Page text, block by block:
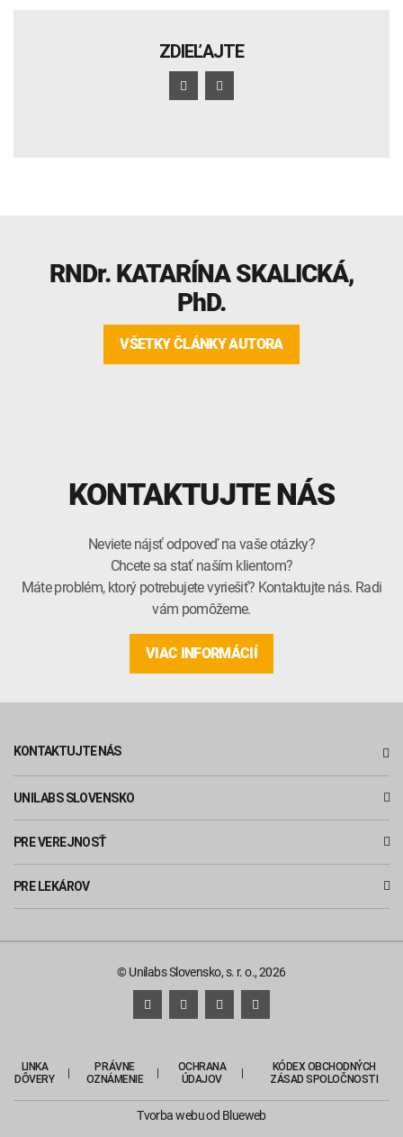
ZDIEĽAJTE
RNDr. KATARÍNA SKALICKÁ,
PhD.
VŠETKY ČLÁNKY AUTORA
KONTAKTUJTE NÁS
Neviete nájsť odpoveď na vaše otázky?
Chcete sa stať naším klientom?
Máte problém, ktorý potrebujete vyriešiť? Kontaktujte nás. Radi
vám pomôžeme.
VIAC INFORMÁCIÍ
KONTAKTUJTE NÁS
UNILABS SLOVENSKO
PRE VEREJNOSŤ
PRE LEKÁROV
© Unilabs Slovensko, s. r. o., 2026
LINKA
DÔVERY
PRÁVNE
OZNÁMENIE
OCHRANA
ÚDAJOV
KÓDEX OBCHODNÝCH
ZÁSAD SPOLOČNOSTI
Tvorba webuod Blueweb